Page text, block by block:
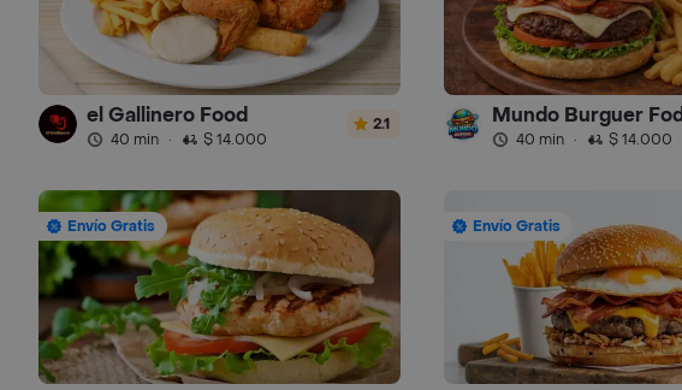
el Gallinero Food
40 min · $ 14.000
2.1 Mundo Burguer Fod
40 min · $ 14.000
Envío Gratis Envío Gratis